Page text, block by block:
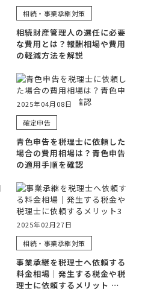
相続・事業承継対策
相続財産管理人の選任に必要
な費用とは？報酬相場や費用
の軽減方法を解説
2025年04月08日
確定申告
青色申告を税理士に依頼した
場合の費用相場は？青色申告
の適用手順を確認
2025年02月27日
相続・事業承継対策
事業承継を税理士へ依頼する
料金相場｜発生する税金や税
理士に依頼するメリット …